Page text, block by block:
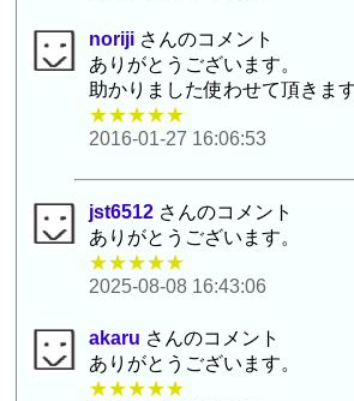
noriji さんのコメント
ありがとうございます。
助かりました使わせて頂きます
★★★★★
2016-01-27 16:06:53
jst6512 さんのコメント
ありがとうございます。
★★★★★
2025-08-08 16:43:06
akaru さんのコメント
ありがとうございます。
★★★★★